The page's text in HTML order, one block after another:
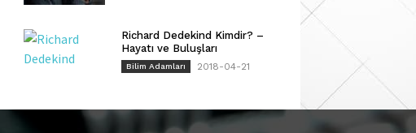
Richard Dedekind Kimdir? –
Hayatı ve Buluşları
Bilim Adamları 2018-04-21